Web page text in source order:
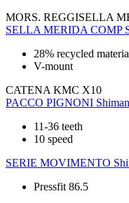
MORS. REGGISELLA
SELLA MERIDA COMP
28% recycled
V-mount
CATENA KMC X10
PACCO PIGNONI
11-36 teeth
10 speed
SERIE MOVIMENTO
Pressfit 86.5